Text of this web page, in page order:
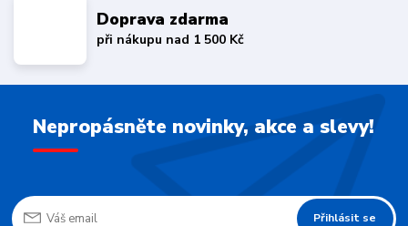
Doprava zdarma
při nákupu nad 1 500 Kč
Nepropásněte novinky, akce a slevy!
Přihlásit se